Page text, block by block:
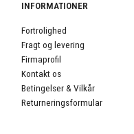
INFORMATIONER
Fortrolighed
Fragt og levering
Firmaprofil
Kontakt os
Betingelser & Vilkår
Returneringsformular